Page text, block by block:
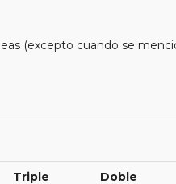
(excepto cuando se
Triple Doble